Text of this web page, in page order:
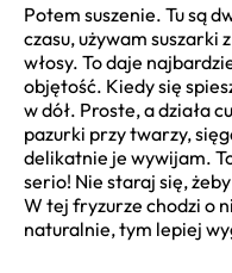
Potem suszenie. Tu są
czasu, używam suszarki
włosy. To daje
objętość. Kiedy się
w dół. Proste, a działa
pazurki przy twarzy,
delikatnie je wywijam.
serio! Nie staraj się,
W tej fryzurze chodzi o
naturalnie, tym lepiej